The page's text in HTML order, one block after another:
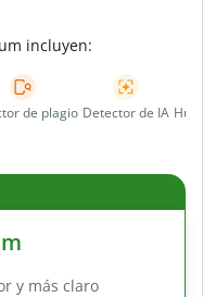
incluyen:
de plagio Detector de IA
y más claro